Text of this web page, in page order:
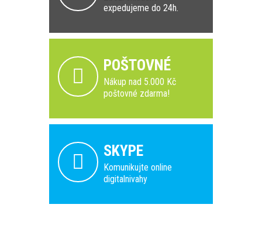
expedujeme do 24h.
POŠTOVNÉ
Nákup nad 5.000 Kč
poštovné zdarma!
SKYPE
Komunikujte online
digitalnivahy